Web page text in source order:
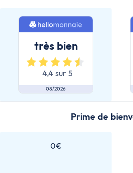
très bien
4,4 sur 5
08/2026
Prime de
0€